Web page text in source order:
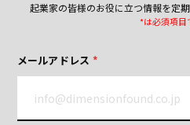
起業家の皆様のお役に立つ情報を定
*は必須項目
メールアドレス *